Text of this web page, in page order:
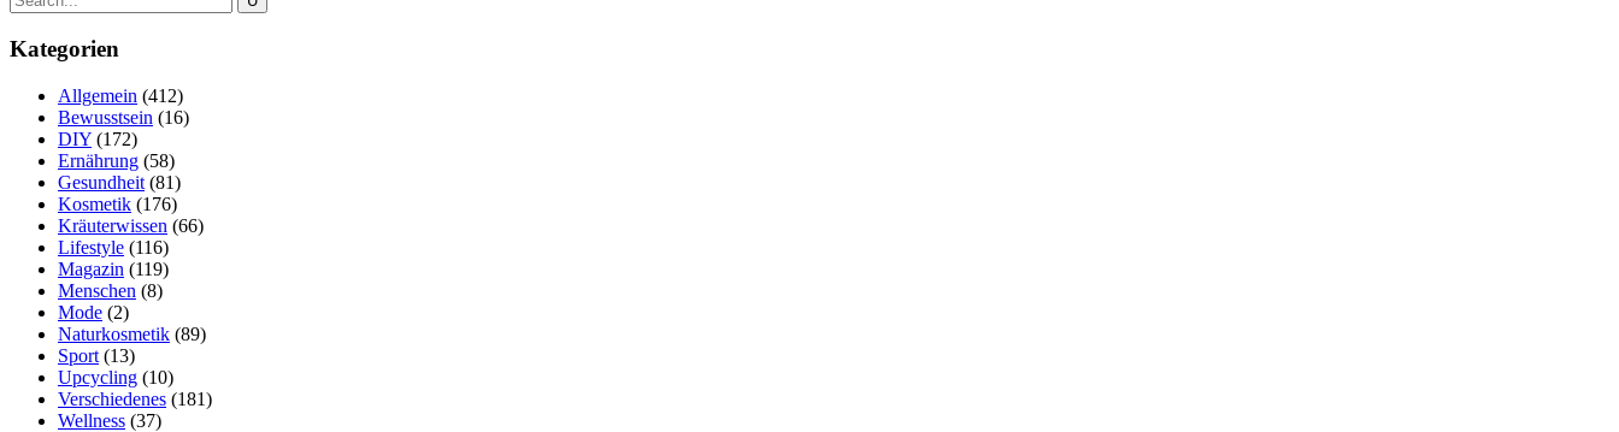
Kategorien
Allgemein (412)
Bewusstsein (16)
DIY (172)
Ernährung (58)
Gesundheit (81)
Kosmetik (176)
Kräuterwissen (66)
Lifestyle (116)
Magazin (119)
Menschen (8)
Mode (2)
Naturkosmetik (89)
Sport (13)
Upcycling (10)
Verschiedenes (181)
Wellness (37)